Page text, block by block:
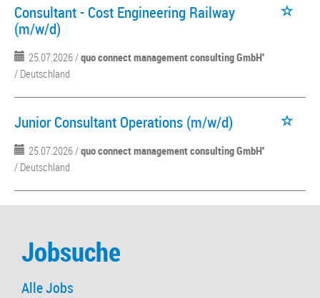
Consultant - Cost Engineering Railway
(m/w/d)
25.07.2026 /quo connect management consulting GmbH''
/ Deutschland
Junior Consultant Operations (m/w/d)
25.07.2026 /quo connect management consulting GmbH''
/ Deutschland
Jobsuche
Alle Jobs